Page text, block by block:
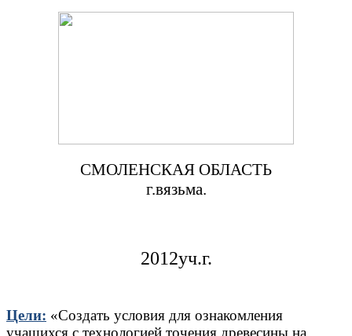
СМОЛЕНСКАЯ ОБЛАСТЬ
г.вязьма.
2012уч.г.
Цели: «Создать условия для ознакомления
учащихся с технологией точения древесины на